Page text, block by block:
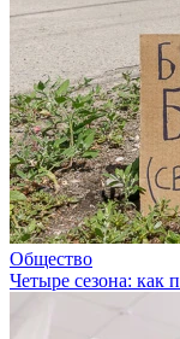
Общество
Четыре сезона: как